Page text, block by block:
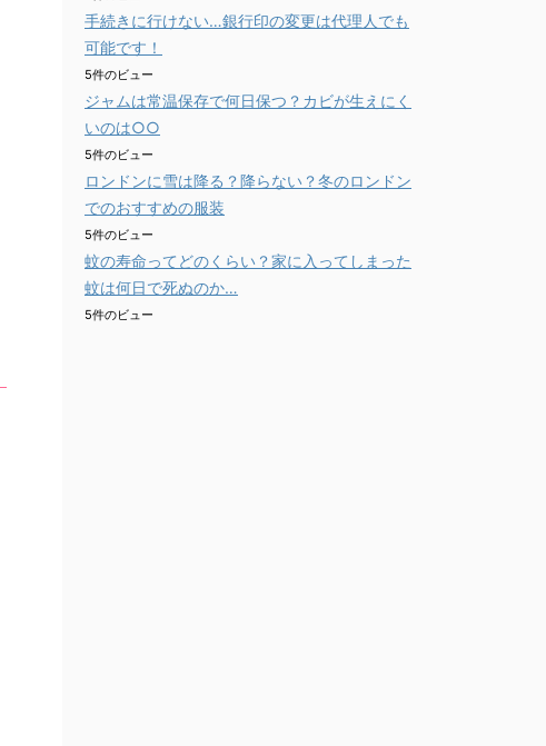
手続きに行けない…銀行印の変更は代理人でも
可能です！
5件のビュー
ジャムは常温保存で何日保つ？カビが生えにく
いのは○○
5件のビュー
ロンドンに雪は降る？降らない？冬のロンドン
でのおすすめの服装
5件のビュー
蚊の寿命ってどのくらい？家に入ってしまった
蚊は何日で死ぬのか…
5件のビュー